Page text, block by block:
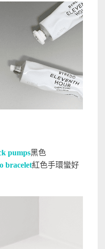
pumps黑色
bracelet紅色手環蠻好